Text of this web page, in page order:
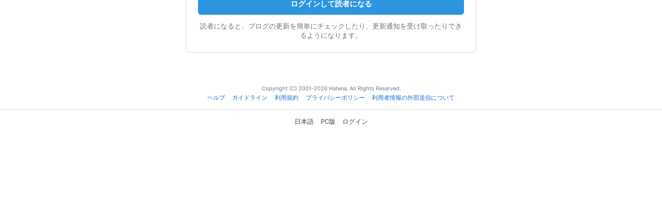
ログインして読者になる
読者になると、ブログの更新を簡単にチェックしたり、更新通知を受け取ったりでき
るようになります。
Copyright (C) 2001-2026 Hatena. All Rights Reserved.
ヘルプ
ガイドライン 利用規約 プライバシーポリシー 利用者情報の外部送信について
日本語 PC版 ログイン